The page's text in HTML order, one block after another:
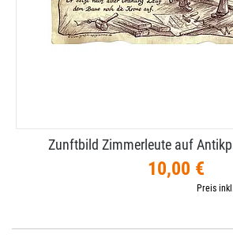
Zunftbild Zimmerleute auf
10,00 €
Preis